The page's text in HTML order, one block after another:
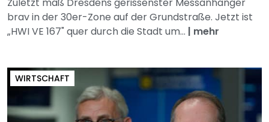
brav in der 30er-Zone auf der Grundstraße. Jetzt ist
„HWI VE 167" quer durch die Stadt um... | mehr
WIRTSCHAFT